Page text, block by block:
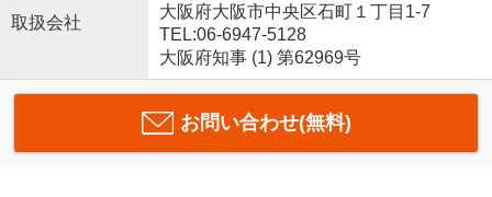
取扱会社
大阪府大阪市中央区石町１丁目1-7
TEL:06-6947-5128
大阪府知事 (1) 第62969号
お問い合わせ(無料)